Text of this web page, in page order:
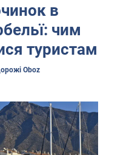
в
чим
туристам
Oboz